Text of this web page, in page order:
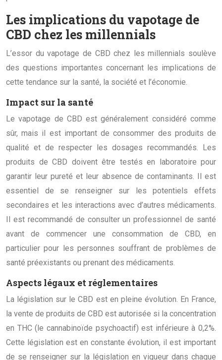
Les implications du vapotage de
CBD chez les millennials
L’essor du vapotage de CBD chez les millennials soulève
des questions importantes concernant les implications de
cette tendance sur la santé, la société et l’économie.
Impact sur la santé
Le vapotage de CBD est généralement considéré comme
sûr, mais il est important de consommer des produits de
qualité et de respecter les dosages recommandés. Les
produits de CBD doivent être testés en laboratoire pour
garantir leur pureté et leur absence de contaminants. Il est
essentiel de se renseigner sur les potentiels effets
secondaires et les interactions avec d’autres médicaments.
Il est recommandé de consulter un professionnel de santé
avant de commencer une consommation de CBD, en
particulier pour les personnes souffrant de problèmes de
santé préexistants ou prenant des médicaments.
Aspects légaux et réglementaires
La législation sur le CBD est en pleine évolution. En France,
la vente de produits de CBD est autorisée si la concentration
en THC (le cannabinoïde psychoactif) est inférieure à 0,2%.
Cette législation est en constante évolution, il est important
de se renseigner sur la législation en vigueur dans chaque